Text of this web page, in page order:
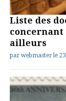
Liste des
concernant
ailleurs
par webmaster le